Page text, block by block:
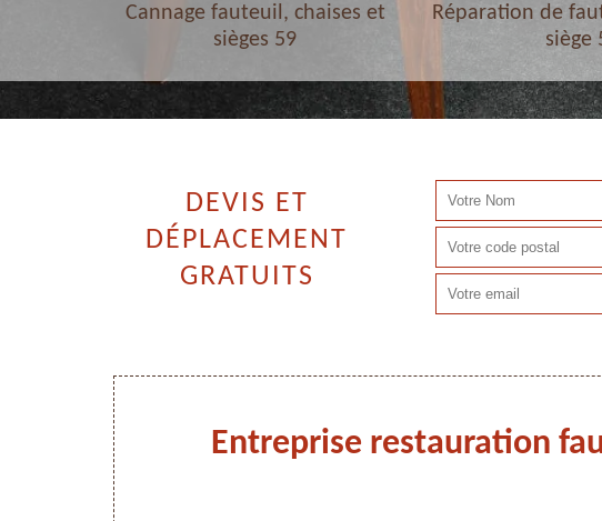
Cannage fauteuil, chaises et
sièges 59
Réparation de
siège
DEVIS ET
DÉPLACEMENT
GRATUITS
Entreprise restauration